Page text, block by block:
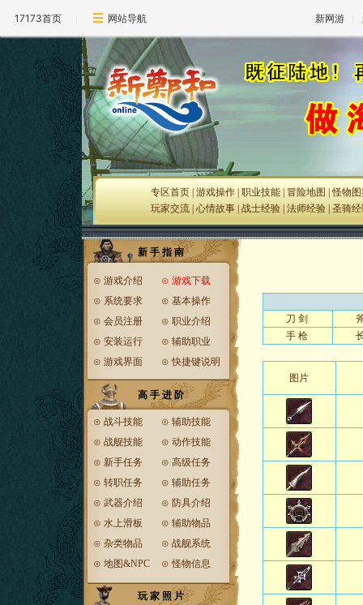
17173首页 网站导航 新网游
专区首页 |游戏操作 |职业技能 冒险地图 |怪物
玩家交流 |心情故事 |战士经验 |法师经验 |圣骑
新 手 指 南
⊙游戏介绍 ⊙游戏下载
⊙ 系统要求 ⊙基本操作
⊙会员注册 ⊙职业介绍
⊙安装运行 ⊙辅助职业
⊙游戏界面 ⊙快捷键说明
高 手 进 阶
⊙战斗技能 ⊙辅助技能
⊙战舰技能 ⊙动作技能
⊙ 新手任务 ⊙高级任务
⊙转职任务 ⊙辅助任务
⊙武器介绍 ⊙ 防具介绍
⊙水上滑板 ⊙辅助物品
⊙杂类物品 ⊙战舰系统
⊙地图&NPC ⊙怪物信息
玩 家 照 片
刀 剑
手 枪
图片